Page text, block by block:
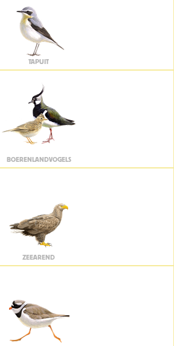
TAPUIT
BOERENLANDVOGELS
ZEEAREND